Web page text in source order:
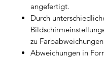
angefertigt.
Durch
zu
Abweichungen in